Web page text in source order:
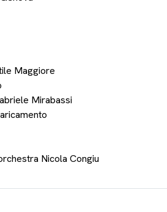
Maggiore
Mirabassi
Nicola Congiu